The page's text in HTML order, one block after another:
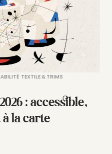
TEXTILE & TRIMS
: accessible,
la carte